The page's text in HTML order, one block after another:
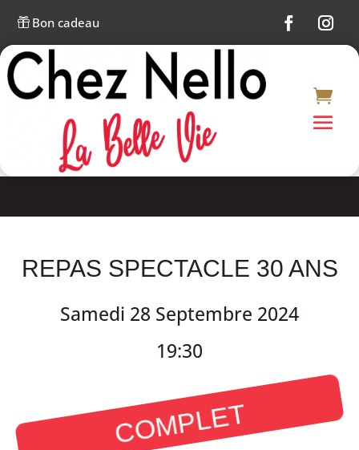
Bon cadeau
REPAS SPECTACLE 30 ANS
Samedi 28 Septembre 2024
19:30
COMPLET